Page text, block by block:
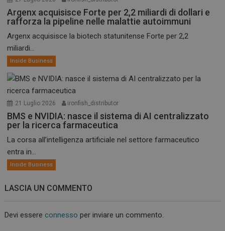
Argenx acquisisce Forte per 2,2 miliardi di dollari e
rafforza la pipeline nelle malattie autoimmuni
Argenx acquisisce la biotech statunitense Forte per 2,2
miliardi...
Inside Business
21 Luglio 2026 ironfish_distributor
BMS e NVIDIA: nasce il sistema di AI centralizzato
per la ricerca farmaceutica
La corsa all’intelligenza artificiale nel settore farmaceutico
entra in...
Inside Business
LASCIA UN COMMENTO
Devi essereconnesso per inviare un commento.